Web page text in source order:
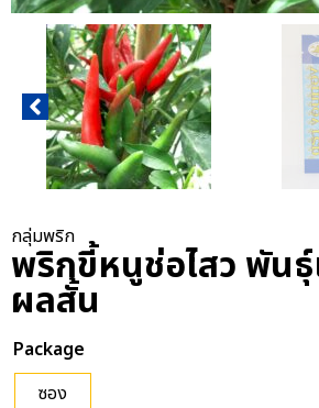
กลุ่มพริก
พริกขี้หนูช่อไสว พัน
ผลสั้น
Package
ซอง